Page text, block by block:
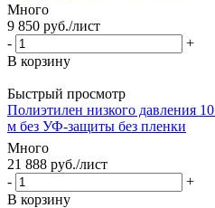
Много
9 850 руб./лист
-
+
В корзину
Быстрый просмотр
Полиэтилен низкого давления
м без УФ-защиты без пленки
Много
21 888 руб./лист
-
+
В корзину